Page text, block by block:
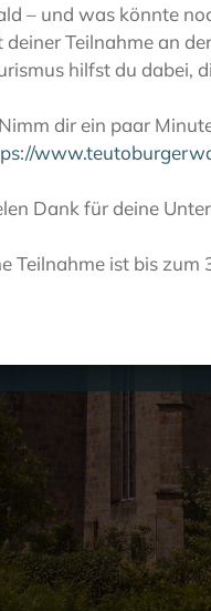
– und was könnte
deiner Teilnahme an
hilfst du dabei,
Nimm dir ein paar
Dank für deine
Teilnahme ist bis zum